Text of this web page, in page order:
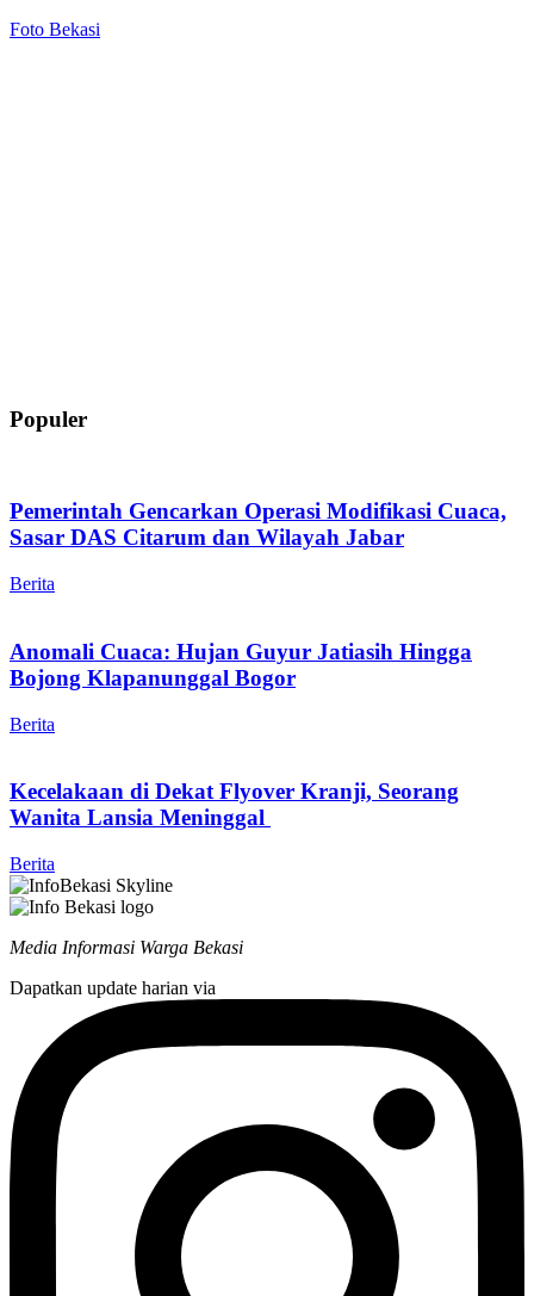
Foto Bekasi
Populer
Pemerintah Gencarkan Operasi Modifikasi Cuaca,
Sasar DAS Citarum dan Wilayah Jabar
Berita
Anomali Cuaca: Hujan Guyur Jatiasih Hingga
Bojong Klapanunggal Bogor
Berita
Kecelakaan di Dekat Flyover Kranji, Seorang
Wanita Lansia Meninggal
Berita
Media Informasi Warga Bekasi
Dapatkan update harian via